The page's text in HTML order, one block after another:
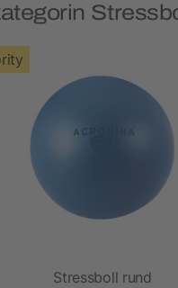
Stressboll rund